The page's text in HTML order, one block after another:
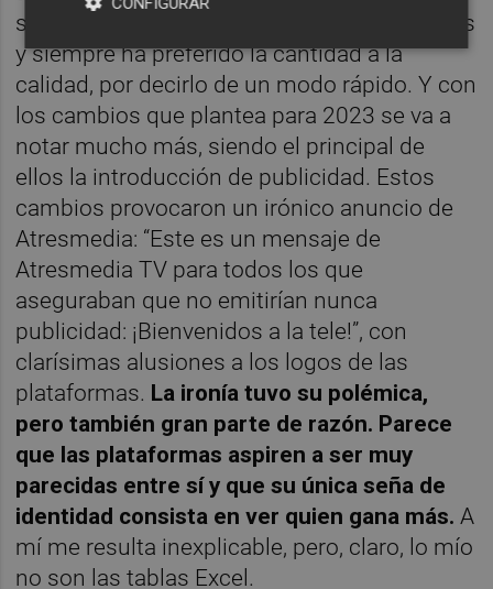
singularidad que HBO mantuvo durante años
y siempre ha preferido la cantidad a la
calidad, por decirlo de un modo rápido. Y con
los cambios que plantea para 2023 se va a
notar mucho más, siendo el principal de
ellos la introducción de publicidad. Estos
cambios provocaron un irónico anuncio de
Atresmedia: “Este es un mensaje de
Atresmedia TV para todos los que
aseguraban que no emitirían nunca
publicidad: ¡Bienvenidos a la tele!”, con
clarísimas alusiones a los logos de las
plataformas. La ironía tuvo su polémica,
pero también gran parte de razón. Parece
que las plataformas aspiren a ser muy
parecidas entre sí y que su única seña de
identidad consista en ver quien gana más. A
mí me resulta inexplicable, pero, claro, lo mío
no son las tablas Excel.